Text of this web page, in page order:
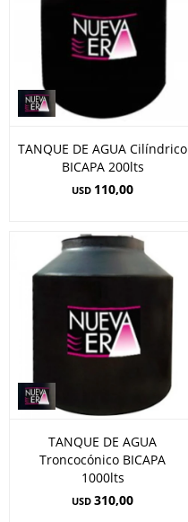
TANQUE DE AGUA Cilíndrico
BICAPA 200lts
USD 110,00
TANQUE DE AGUA
Troncocónico BICAPA
1000lts
USD 310,00